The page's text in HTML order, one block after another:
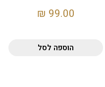
99.00
₪
הוספה לסל